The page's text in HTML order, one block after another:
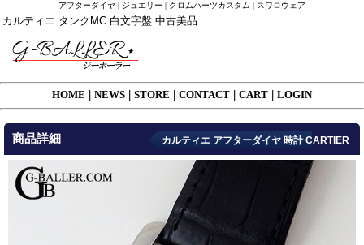
アフターダイヤ | ジュエリー | クロムハーツカスタム | スワロウェア
カルティエ タンクMC 白文字盤 中古美品
HOME NEWS STORE CONTACT CART LOGIN
商品詳細 カルティエ アフターダイヤ 時計 CARTIER